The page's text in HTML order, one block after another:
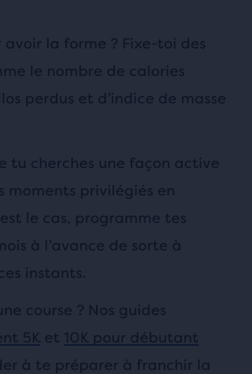
avoir la forme ? Fixe-toi des
le nombre de calories
perdus et d’indice de masse
tu cherches une façon active
moments privilégiés en
le cas, programme tes
à l’avance de sorte à
instants.
course ? Nos guides
5K et 10K pour débutant
à te préparer à franchir la